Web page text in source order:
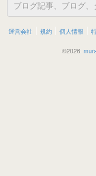
運営会社 規約 個人情報
©2026